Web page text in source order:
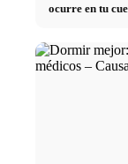
ocurre en tu